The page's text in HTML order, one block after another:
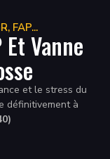
FAP...
Vanne
et le stress du
définitivement à